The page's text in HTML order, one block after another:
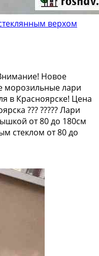
верхом
Новое
морозильные лари
в Красноярске! Цена
??? ????? Лари
от 80 до 180см
стеклом от 80 до